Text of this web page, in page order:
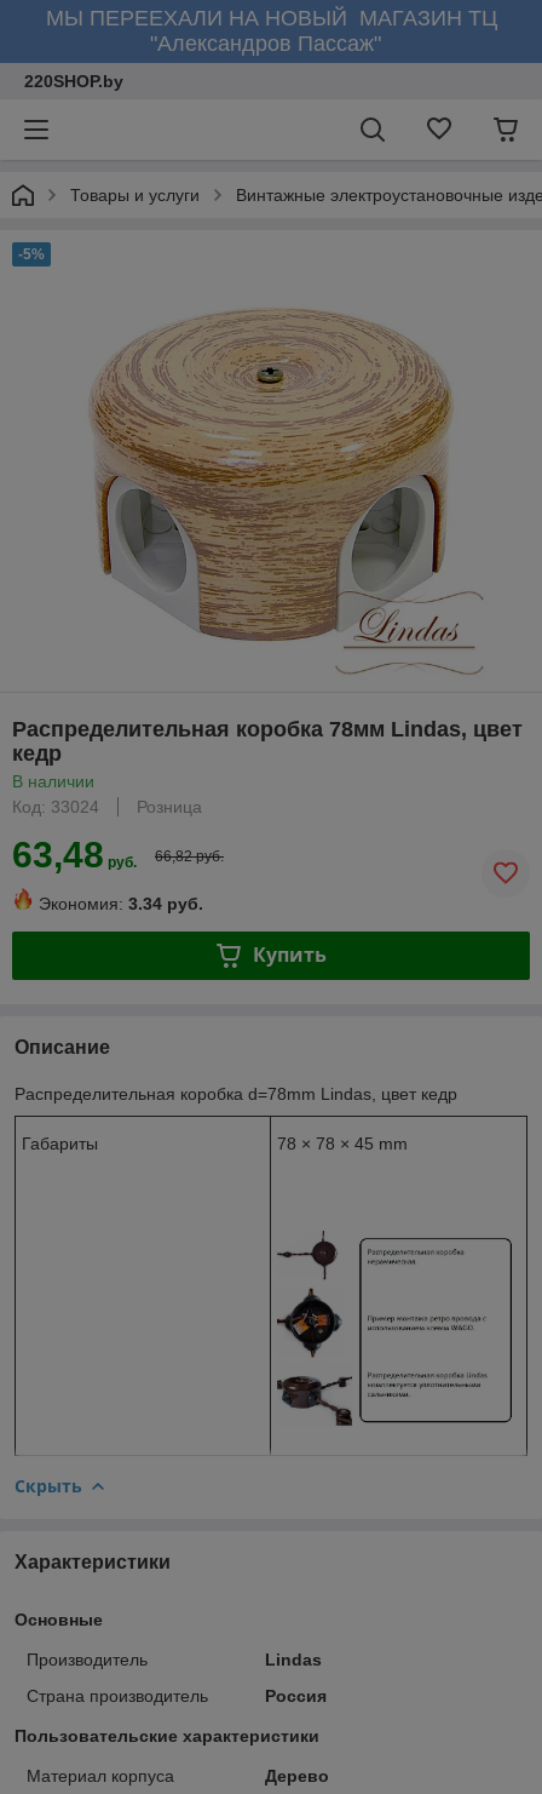
МЫ ПЕРЕЕХАЛИ НА НОВЫЙ МАГАЗИН ТЦ
"Александров Пассаж"
220SHOP.by
Товары и услуги Винтажные электроустановочные
-5%
Распределительная коробка 78мм Lindas, цвет
кедр
В наличии
Код: 33024
Розница
63,48 руб. 66,82 руб.
Экономия: 3.34 руб.
Купить
Описание
Распределительная коробка d=78mm Lindas, цвет кедр
Габариты 78 × 78 × 45 mm
Скрыть
Характеристики
Основные
Производитель
Lindas
Страна производитель
Россия
Пользовательские характеристики
Материал корпуса
Дерево